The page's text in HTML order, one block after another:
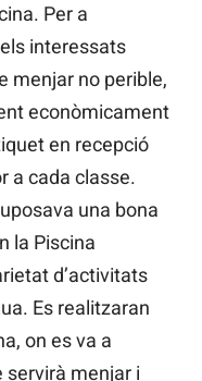
Per a
interessats
menjar no perible,
econòmicament
en recepció
a cada classe.
una bona
la Piscina
d’activitats
Es realitzaran
on es va a
servirà menjar i